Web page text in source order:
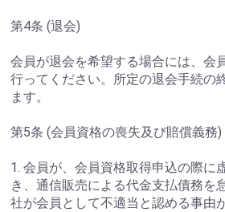
第4条 (退会)
会員が退会を希望する場合には、会
行ってください。所定の退会手続の
ます。
第5条 (会員資格の喪失及び賠償義務)
1. 会員が、会員資格取得申込の際に
き、通信販売による代金支払債務を
社が会員として不適当と認める事由